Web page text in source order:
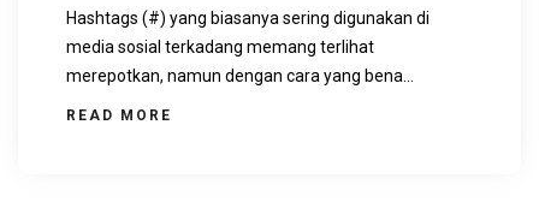
Hashtags (#) yang biasanya sering digunakan di
media sosial terkadang memang terlihat
merepotkan, namun dengan cara yang bena...
READ MORE